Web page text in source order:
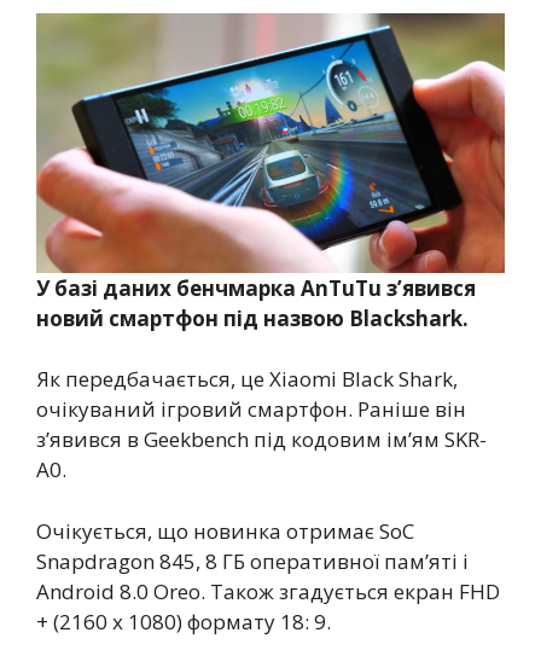
У базі даних бенчмарка AnTuTu з’явився
новий смартфон під назвою Blackshark.
Як передбачається, це Xiaomi Black Shark,
очікуваний ігровий смартфон. Раніше він
з’явився в Geekbench під кодовим ім’ям SKR-
A0.
Очікується, що новинка отримає SoC
Snapdragon 845, 8 ГБ оперативної пам’яті і
Android 8.0 Oreo. Також згадується екран FHD
+ (2160 x 1080) формату 18: 9.